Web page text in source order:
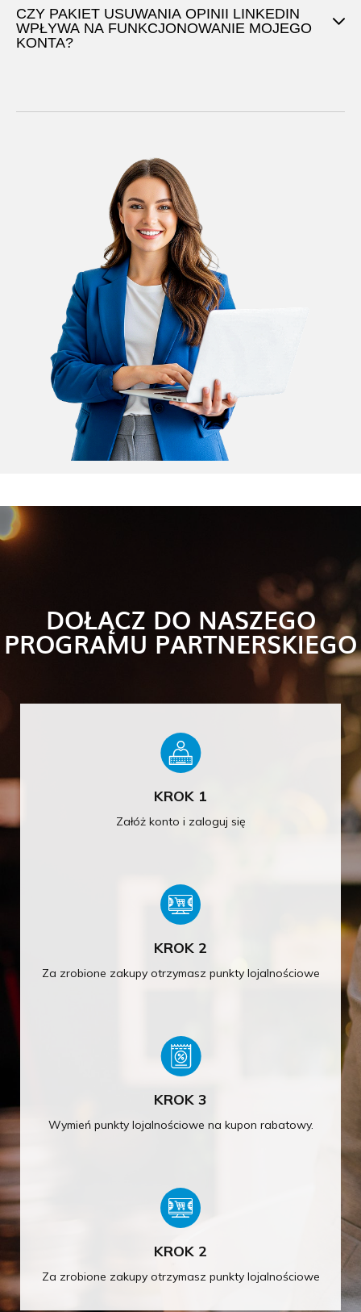
CZY PAKIET USUWANIA OPINII LINKEDIN
WPŁYWA NA FUNKCJONOWANIE MOJEGO
KONTA?
DOŁĄCZ DO NASZEGO
PROGRAMU PARTNERSKIEGO
KROK 1
Załóż konto i zaloguj się
KROK 2
Za zrobione zakupy otrzymasz punkty lojalnościowe
KROK 3
Wymień punkty lojalnościowe na kupon rabatowy.
KROK 2
Za zrobione zakupy otrzymasz punkty lojalnościowe